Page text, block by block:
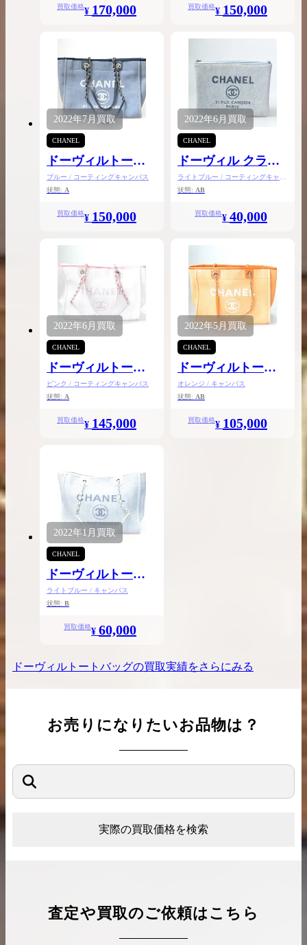
買取価格¥ 170,000 買取価格¥ 150,000
2022年7月買取
CHANEL
ドーヴィルトート
バッグMM
ブルー / コーティングキャンバス
状態: A
買取価格¥ 150,000
2022年6月 買取
CHANEL
ドーヴィル クラッ
チバッグ
ライトブルー / コーティングキャン
バス
状態: AB
買取価格¥ 40,000
2022年6月 買取
CHANEL
ドーヴィルトート
バッグMM
ピンク / コーティングキャンバス
状態: A
買取価格¥ 145,000
2022年5月買取
CHANEL
ドーヴィルトート
バッグMM
オレンジ / キャンバス
状態: AB
買取価格¥ 105,000
2022年1月 買取
CHANEL
ドーヴィルトート
バッグMM
ライトブルー / キャンバス
状態: B
買取価格¥ 60,000
ドーヴィルトートバッグの買取実績をさらにみる
お売りになりたいお品物は？
実際の買取価格を検索
査定や買取のご依頼はこちら